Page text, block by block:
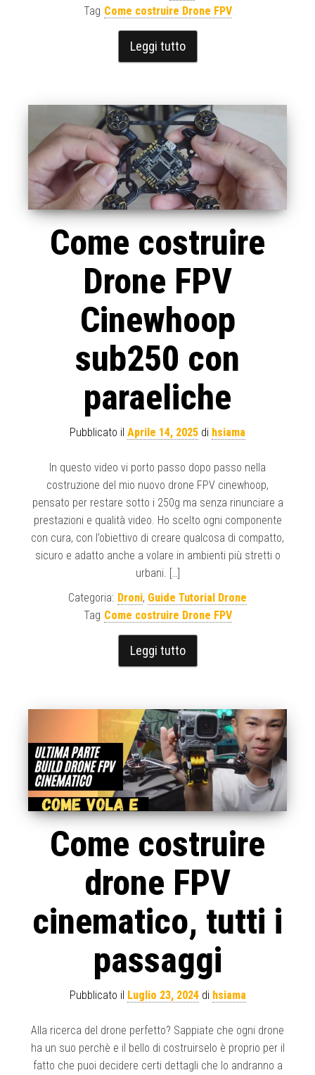
Tag Come costruire Drone FPV
Leggi tutto
Come costruire
Drone FPV
Cinewhoop
sub250 con
paraeliche
Pubblicato il Aprile 14, 2025 di hsiama
In questo video vi porto passo dopo passo nella
costruzione del mio nuovo drone FPV cinewhoop,
pensato per restare sotto i 250g ma senza rinunciare a
prestazioni e qualità video. Ho scelto ogni componente
con cura, con l’obiettivo di creare qualcosa di compatto,
sicuro e adatto anche a volare in ambienti più stretti o
urbani. […]
Categoria: Droni, Guide Tutorial Drone
Tag Come costruire Drone FPV
Leggi tutto
Come costruire
drone FPV
cinematico, tutti i
passaggi
Pubblicato il Luglio 23, 2024di hsiama
Alla ricerca del drone perfetto? Sappiate che ogni drone
ha un suo perchè e il bello di costruirselo è proprio per il
fatto che puoi decidere certi dettagli che lo andranno a